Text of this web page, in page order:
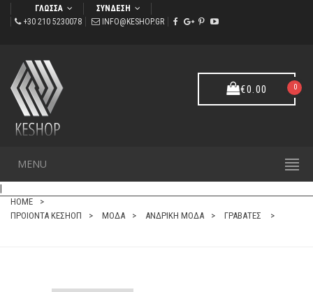
ΓΛΩΣΣΑ
ΣΥΝΔΕΣΗ
+30 210 5230078
INFO@KESHOP.GR
MENU
€0.00 0
ΓΡΑΒΑΤΕΣ
HOME
ΠΡΟΙΟΝΤΑ ΚΕΣΗΟΠ
ΜΟΔΑ ΑΝΔΡΙΚΗ ΜΟΔΑ ΓΡΑΒΑΤΕΣ
Πλάτος: 7,7 cm Συνολικό Μήκος: 145 cm Χρώμα: Επιλογής σας.